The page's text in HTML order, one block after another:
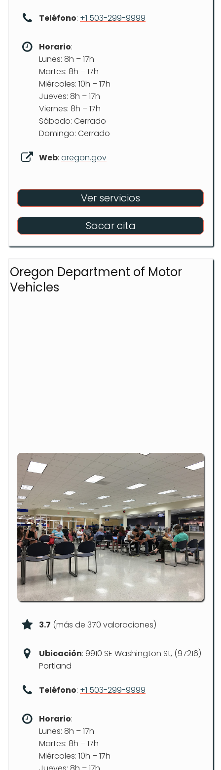
Teléfono: +1 503-299-9999
Horario:
Lunes: 8h – 17h
Martes: 8h – 17h
Miércoles: 10h – 17h
Jueves: 8h – 17h
Viernes: 8h – 17h
Sábado: Cerrado
Domingo: Cerrado
Web: oregon.gov
Ver servicios
Sacar cita
Oregon Department of Motor
Vehicles
3.7 (más de 370 valoraciones)
Ubicación: 9910 SE Washington St, (97216)
Portland
Teléfono: +1 503-299-9999
Horario:
Lunes: 8h – 17h
Martes: 8h – 17h
Miércoles: 10h – 17h